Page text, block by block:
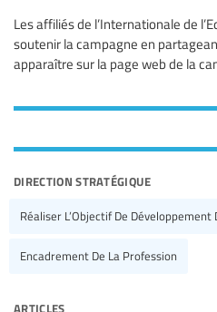
Les affiliés de l’Internationale de
soutenir la campagne en
apparaître sur la page web de la
direction stratégique
Réaliser L’Objectif De Développement
Encadrement De La Profession
articles